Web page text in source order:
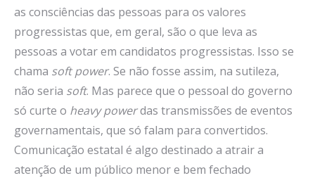
as consciências das pessoas para os valores
progressistas que, em geral, são o que leva as
pessoas a votar em candidatos progressistas. Isso se
chama soft power. Se não fosse assim, na sutileza,
não seria soft. Mas parece que o pessoal do governo
só curte o heavy powerdas transmissões de eventos
governamentais, que só falam para convertidos.
Comunicação estatal é algo destinado a atrair a
atenção de um público menor e bem fechado